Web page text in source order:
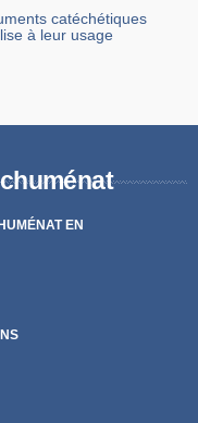
catéchétiques
à leur usage
EN